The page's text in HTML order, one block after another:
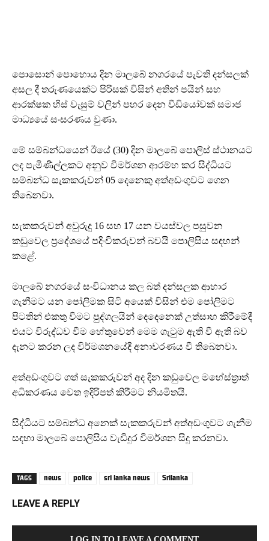
පොසොන් පොහොය දින මාලබේ නගරයේ පැවති දන්සලක්
අසල දී තරුණයෙක්ට පිරිසක් විසින් අතින් පයින් සහ
ආරක්ෂක හිස් වැසුම් වලින් පහර දෙන වීඩියෝවක් සමාජ
මාධ්‍යයේ සංසරණය වුණා.
මේ සම්බන්ධයෙන් ඊයේ (30) දින මාලබේ පොලිස් ස්ථානයට
ලද පැමිණිල්ලකට අනුව විමර්ශන ආරම්භ කර සිද්ධියට
සම්බන්ධ සැකකරුවන් 05 දෙනෙකු අත්අඩංගුවට ගෙන
තිබෙනවා.
සැකකරුවන් අවුරුදු 16 සහ 17 යන වයස්වල පසුවන
කඩුවෙල ප්‍රදේශයේ පදිංචිකරුවන් බවයි පොලිසිය සඳහන්
කළේ.
මාලබේ නගරයේ සංවිධානය කල බත් දන්සලක ආහාර
ගැනීමට යන පෝලිමක සිටි අයෙක් විසින් එම පෝලිමට
පිටතින් එකතු වීමට පුද්ගලයින් දෙදෙනෙක් උත්සාහ කිරීමේදී
එයට විරුද්ධව වීම හේතුවෙන් මෙම ගැටුම ඇති වී ඇති බව
දැනට කරන ලද විර්මශනයේදී අනාවරණය වී තිබෙනවා.
අත්අඩංගුවට ගත් සැකකරුවන් අද දින කඩුවෙල මහේස්ත්‍රාත්
අධිකරණය වෙත ඉදිරිපත් කිරීමට නියමිතයි.
සිද්ධියට සම්බන්ධ අනෙක් සැකකරුවන් අත්අඩංගුවට ගැනීම
සඳහා මාලබේ පොලිසිය වැඩිදුර විමර්ශන සිදු කරනවා.
TAGS news police sri lanka news Srilanka
LEAVE A REPLY